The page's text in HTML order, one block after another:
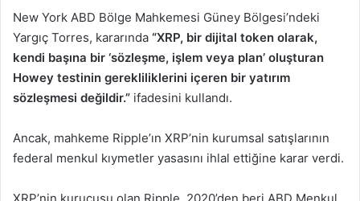
New York ABD Bölge Mahkemesi Güney Bölgesi’ndeki
Yargıç Torres, kararında “XRP, bir dijital token olarak,
kendi başına bir ‘sözleşme, işlem veya plan’ oluşturan
Howey testinin gerekliliklerini içeren bir yatırım
sözleşmesi değildir.” ifadesini kullandı.
Ancak, mahkeme Ripple’ın XRP’nin kurumsal satışlarının
federal menkul kıymetler yasasını ihlal ettiğine karar verdi.